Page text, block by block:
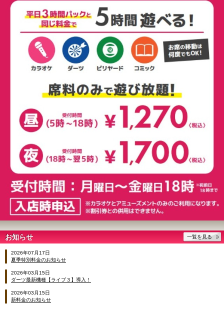
お知らせ 一覧を見る
2026年07月17日
夏季特別料金のお知らせ
2026年03月15日
ダーツ最新機種【ライブ３】導入！
2026年03月15日
新料金のお知らせ